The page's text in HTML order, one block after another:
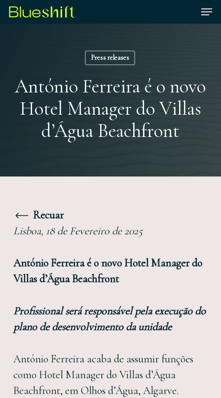
Skip
Menu
Press releases
António Ferreira é o novo
Hotel Manager do Villas
d’Água Beachfront
Recuar
Lisboa, 18 de Fevereiro de 2025
António Ferreira é o novo Hotel Manager do
Villas d’Água Beachfront
Profissional será responsável pela execução do
plano de desenvolvimento da unidade
António Ferreira acaba de assumir funções
como Hotel Manager do Villas d’Água
Beachfront, em Olhos d’Água, Algarve.